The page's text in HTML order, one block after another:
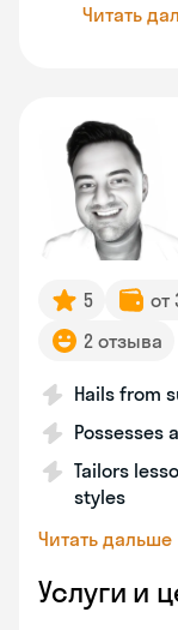
Читать
5 от
2 отзыва
Hails from
Possesses
Tailors
styles
Читать дальше
Услуги и